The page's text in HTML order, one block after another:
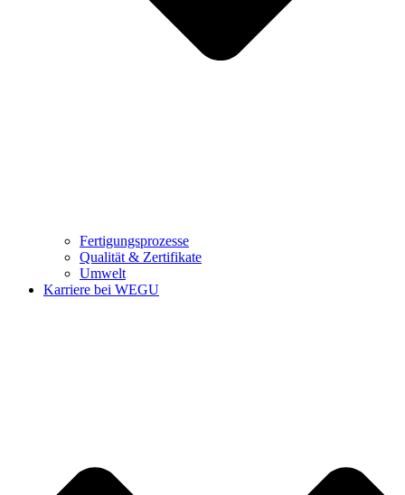
Fertigungsprozesse
Qualität & Zertifikate
Umwelt
Karriere bei WEGU